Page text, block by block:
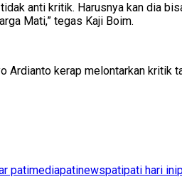
anti kritik. Harusnya kan dia
Mati,” tegas Kaji Boim.
Ardianto kerap melontarkan kritik
patimediapatinewspatipati hari ini